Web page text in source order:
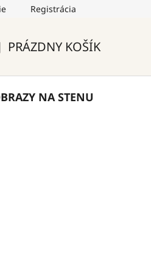
Blog Kontakty
Registrácia
PRÁZDNY KOŠÍK
NA STENU